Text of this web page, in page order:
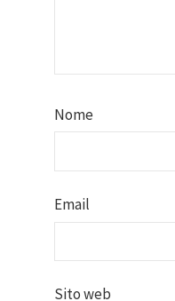
Nome
Email
Sito web